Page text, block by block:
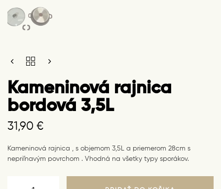
Kameninová rajnica
bordová 3,5L
31,90 €
Kameninová rajnica , s objemom 3,5L a priemerom 28cm s
nepriľnavým povrchom . Vhodná na všetky typy sporákov.
KAMENINOVÁ
BORDOVÁ
3,5L
QUANTITY